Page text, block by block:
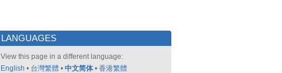
LANGUAGES
View this page in a different language:
English • 台灣繁體 • 中文简体 • 香港繁體